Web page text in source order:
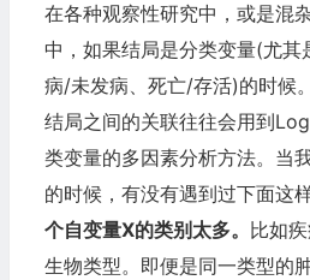
在各种观察性研究中，或是混
中，如果结局是分类变量(尤其
病/未发病、死亡/存活)的时候
结局之间的关联往往会用到
类变量的多因素分析方法。当
的时候，有没有遇到过下面这
个自变量X的类别太多。 比如
生物类型。即便是同一类型的